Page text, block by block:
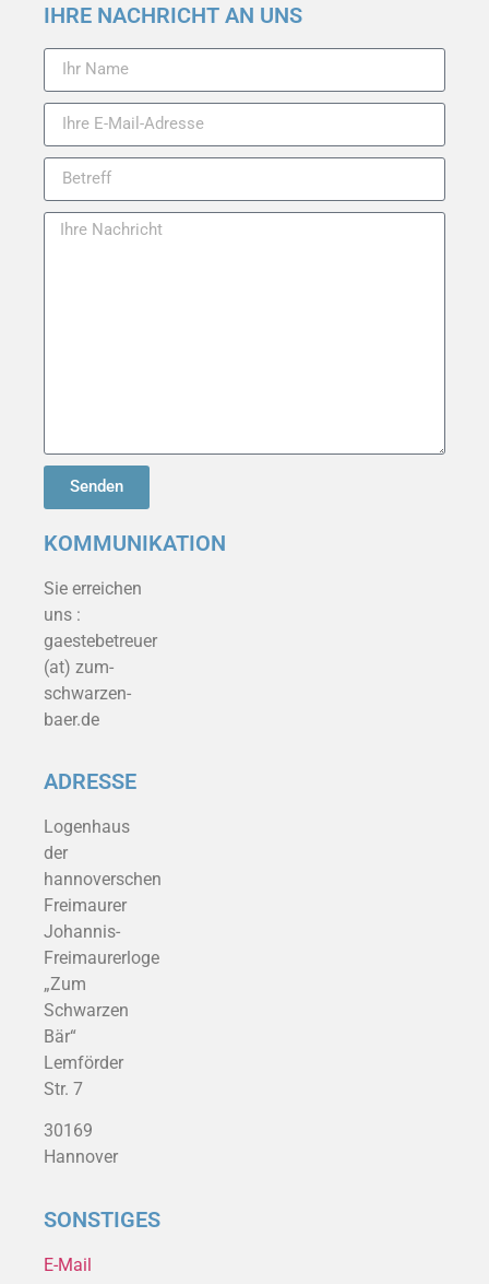
IHRE NACHRICHT AN UNS
Senden
KOMMUNIKATION
Sie erreichen
uns :
gaestebetreuer
(at) zum-
schwarzen-
baer.de
ADRESSE
Logenhaus
der
hannoverschen
Freimaurer
Johannis-
Freimaurerloge
„Zum
Schwarzen
Bär“
Lemförder
Str. 7
30169
Hannover
SONSTIGES
E-Mail